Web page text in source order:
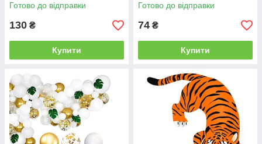
Готово до відправки
130 ₴
Купити
Готово до відправки
74 ₴
Купити